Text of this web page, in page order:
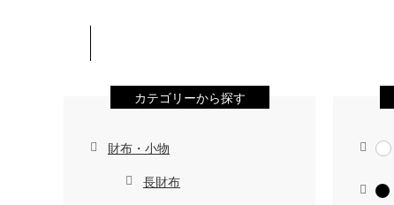
カテゴリーから探す
財布・小物
長財布